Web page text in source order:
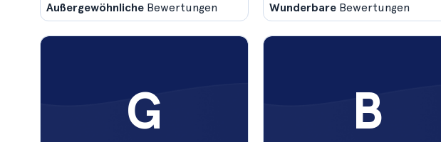
Außergewöhnliche Bewertungen Wunderbare Bewertungen
G B